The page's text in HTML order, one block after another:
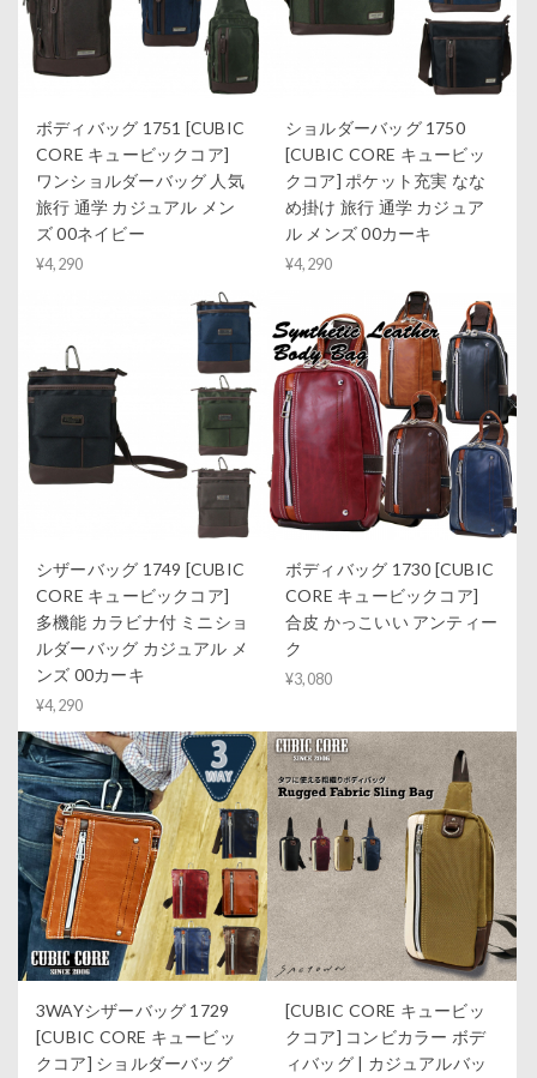
ボディバッグ 1751 [CUBIC
CORE キュービックコア]
ワンショルダーバッグ 人気
旅行 通学 カジュアル メン
ズ 00ネイビー
¥4,290
ショルダーバッグ 1750
[CUBIC CORE キュービッ
クコア] ポケット充実 なな
め掛け 旅行 通学 カジュア
ル メンズ 00カーキ
¥4,290
シザーバッグ 1749 [CUBIC
CORE キュービックコア]
多機能 カラビナ付 ミニショ
ルダーバッグ カジュアル メ
ンズ 00カーキ
¥4,290
ボディバッグ 1730 [CUBIC
CORE キュービックコア]
合皮 かっこいい アンティー
ク
¥3,080
3WAYシザーバッグ 1729
[CUBIC CORE キュービッ
クコア] ショルダーバッグ
[CUBIC CORE キュービッ
クコア] コンビカラー ボデ
ィバッグ | カジュアルバッ